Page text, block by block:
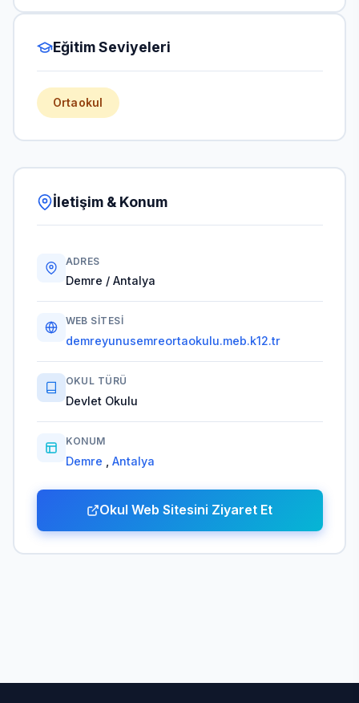
Eğitim Seviyeleri
Ortaokul
İletişim & Konum
ADRES
Demre / Antalya
WEB SITESI
demreyunusemreortaokulu.meb.k12.tr
OKUL TÜRÜ
Devlet Okulu
KONUM
Demre Antalya
Okul Web Sitesini Ziyaret Et